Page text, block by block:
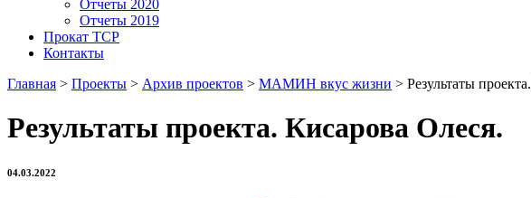
Отчеты 2020
Отчеты 2019
Прокат ТСР
Контакты
Главная > Проекты > Архив проектов > МАМИН вкус жизни > Результаты
Результаты проекта. Кисарова Олеся.
04.03.2022